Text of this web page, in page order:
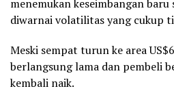
menemukan keseimbangan
diwarnai volatilitas yang cukup
Meski sempat turun ke area
berlangsung lama dan pembeli
kembali naik.